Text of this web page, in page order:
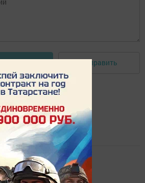
Отправить